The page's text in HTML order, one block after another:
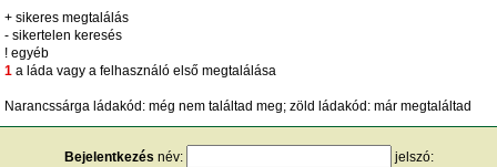
+ sikeres megtalálás
- sikertelen keresés
! egyéb
1 a láda vagy a felhasználó első megtalálása
Narancssárga ládakód: még nem találtad meg; zöld ládakód: már megtaláltad
Bejelentkezés név:
jelszó: